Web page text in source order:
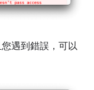
遇到錯誤，可以